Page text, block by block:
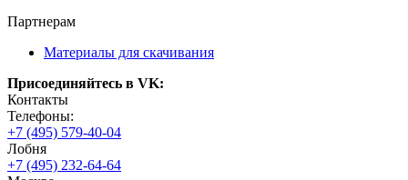
Партнерам
Материалы для скачивания
Присоединяйтесь в VK:
Контакты
Телефоны:
+7 (495) 579-40-04
Лобня
+7 (495) 232-64-64